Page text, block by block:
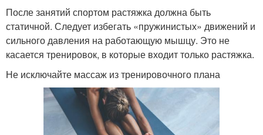
После занятий спортом растяжка должна быть
статичной. Следует избегать «пружинистых» движений и
сильного давления на работающую мышцу. Это не
касается тренировок, в которые входит только растяжка.
Не исключайте массаж из тренировочного плана